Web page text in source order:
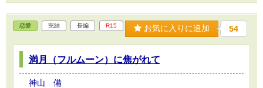
恋愛 完結 長編 R15 お気に入りに追加 54
満月（フルムーン）に焦がれて
神山 備